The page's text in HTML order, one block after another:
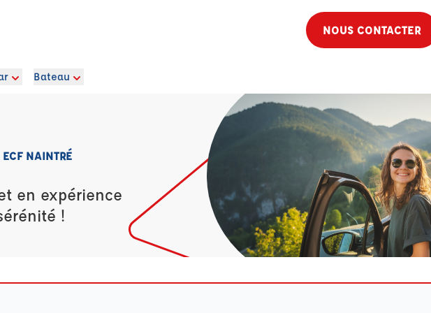
NOUS CONTACTER
Bateau
NAINTRÉ
en expérience
!